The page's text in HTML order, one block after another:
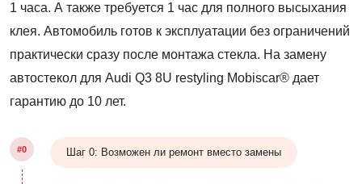
1 часа. А также требуется 1 час для полного высыхания
клея. Автомобиль готов к эксплуатации без ограничений
практически сразу после монтажа стекла. На замену
автостекол для Audi Q3 8U restyling Mobiscar® дает
гарантию до 10 лет.
#0 Шаг 0: Возможен ли ремонт вместо замены